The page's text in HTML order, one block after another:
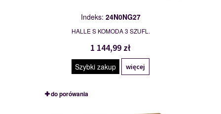
Indeks: 24N0NG27
HALLE S KOMODA 3 SZUFL.
1 144,99 zł
Szybki zakup więcej
do porówania